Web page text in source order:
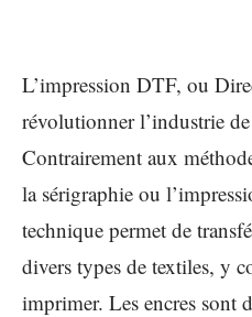
L’impression DTF, ou
révolutionner l’industrie
Contrairement aux
la sérigraphie ou
technique permet de
divers types de textiles, y
imprimer. Les encres sont